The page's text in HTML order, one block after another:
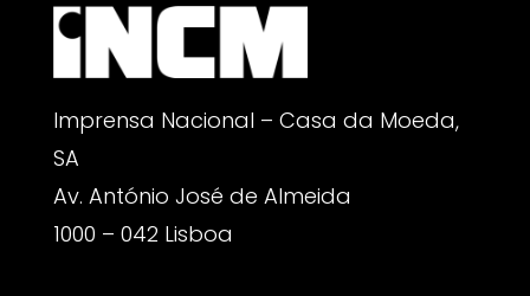
Imprensa Nacional – Casa da Moeda,
SA
Av. António José de Almeida
1000 – 042 Lisboa